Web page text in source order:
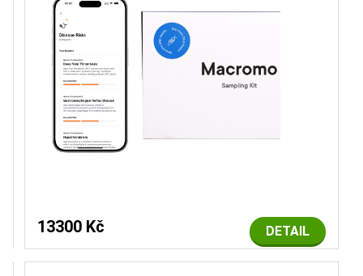
DETAIL
13300 Kč